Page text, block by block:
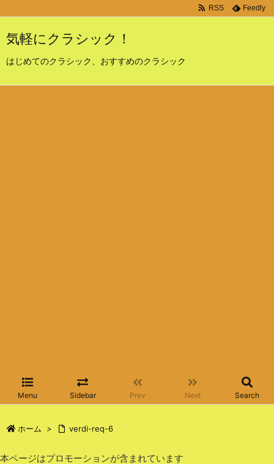
気軽にクラシック！
はじめてのクラシック、おすすめのクラシック
Menu Sidebar Prev Next Search
RSS Feedly
ホーム > verdi-req-6
本ページはプロモーションが含まれています